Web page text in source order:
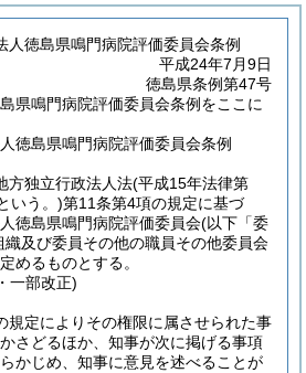
人徳島県鳴門病院評価委員会条例
平成24年7月9日
徳島県条例第47号
県鳴門病院評価委員会条例をここに
徳島県鳴門病院評価委員会条例
方独立行政法人法(平成15年法律第
いう。)第11条第4項の規定に基づ
徳島県鳴門病院評価委員会(以下「委
織及び委員その他の職員その他委員会
めるものとする。
一部改正)
規定によりその権限に属させられた事
さどるほか、知事が次に掲げる事項
かじめ、知事に意見を述べることが